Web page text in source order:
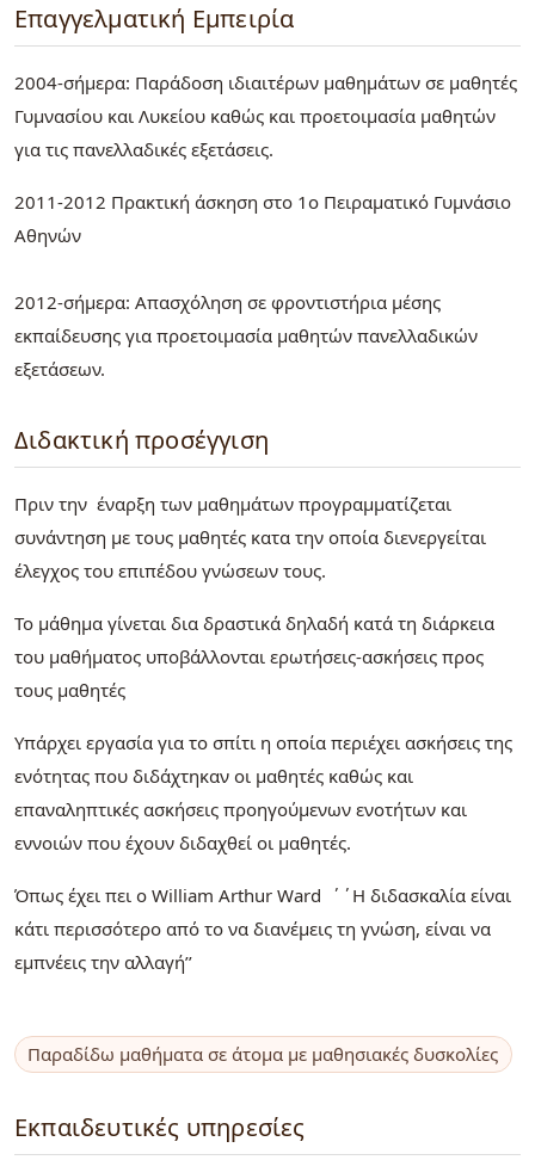
Επαγγελματική Εμπειρία
2004-σήμερα: Παράδοση ιδιαιτέρων μαθημάτων σε μαθητές
Γυμνασίου και Λυκείου καθώς και προετοιμασία μαθητών
για τις πανελλαδικές εξετάσεις.
2011-2012 Πρακτική άσκηση στο 1ο Πειραματικό Γυμνάσιο
Αθηνών
2012-σήμερα: Απασχόληση σε φροντιστήρια μέσης
εκπαίδευσης για προετοιμασία μαθητών πανελλαδικών
εξετάσεων.
Διδακτική προσέγγιση
Πριν την έναρξη των μαθημάτων προγραμματίζεται
συνάντηση με τους μαθητές κατα την οποία διενεργείται
έλεγχος του επιπέδου γνώσεων τους.
Το μάθημα γίνεται δια δραστικά δηλαδή κατά τη διάρκεια
του μαθήματος υποβάλλονται ερωτήσεις-ασκήσεις προς
τους μαθητές
Υπάρχει εργασία για το σπίτι η οποία περιέχει ασκήσεις της
ενότητας που διδάχτηκαν οι μαθητές καθώς και
επαναληπτικές ασκήσεις προηγούμενων ενοτήτων και
εννοιών που έχουν διδαχθεί οι μαθητές.
Όπως έχει πει ο William Arthur Ward ΄΄Η διδασκαλία είναι
κάτι περισσότερο από το να διανέμεις τη γνώση, είναι να
εμπνέεις την αλλαγή’’
Παραδίδω μαθήματα σε άτομα με μαθησιακές δυσκολίες
Εκπαιδευτικές υπηρεσίες